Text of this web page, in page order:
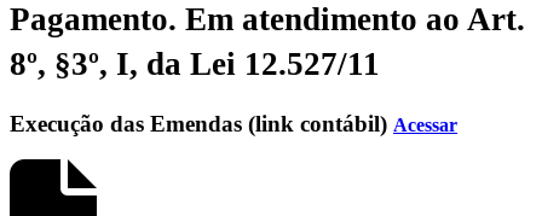
Pagamento. Em atendimento ao Art.
8º, §3º, I, da Lei 12.527/11
Execução das Emendas (link contábil) Acessar